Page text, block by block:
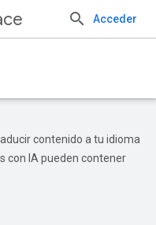
Acceder
contenido a tu idioma
con IA pueden contener